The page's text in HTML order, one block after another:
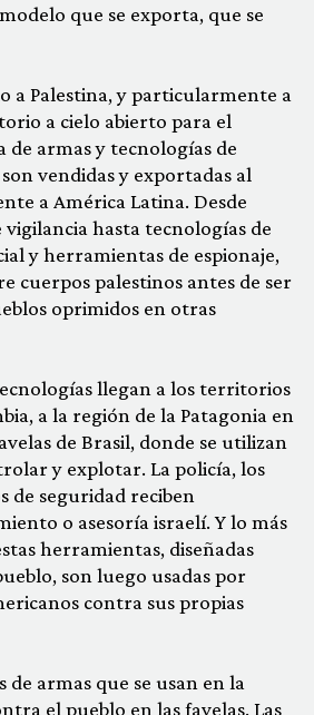
que se exporta, que se
a Palestina, y particularmente a
a cielo abierto para el
de armas y tecnologías de
vendidas y exportadas al
a América Latina. Desde
vigilancia hasta tecnologías de
y herramientas de espionaje,
cuerpos palestinos antes de ser
oprimidos en otras
llegan a los territorios
a la región de la Patagonia en
de Brasil, donde se utilizan
y explotar. La policía, los
de seguridad reciben
o asesoría israelí. Y lo más
herramientas, diseñadas
son luego usadas por
contra sus propias
de armas que se usan en la
el pueblo en las favelas. Las